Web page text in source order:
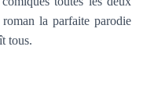
la parfaite parodie
tous.